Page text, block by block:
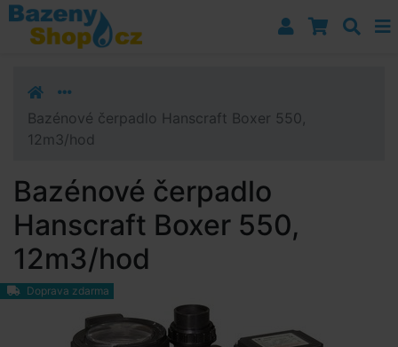
Přejít k navigaci
Přejít na obsah
Přejít k postrannímu sloupci
Bazénové čerpadlo Hanscraft Boxer 550,
12m3/hod
Bazénové čerpadlo
Hanscraft Boxer 550,
12m3/hod
Doprava zdarma